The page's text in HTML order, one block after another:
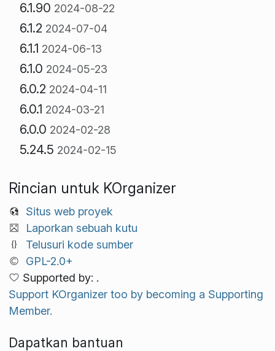
6.1.90 2024-08-22
6.1.2 2024-07-04
6.1.1 2024-06-13
6.1.0 2024-05-23
6.0.2 2024-04-11
6.0.1 2024-03-21
6.0.0 2024-02-28
5.24.5 2024-02-15
Rincian untuk KOrganizer
Situs web proyek
Laporkan sebuah kutu
Telusuri kode sumber
GPL-2.0+
Supported by: .
Support KOrganizer too by becoming a Supporting
Member.
Dapatkan bantuan